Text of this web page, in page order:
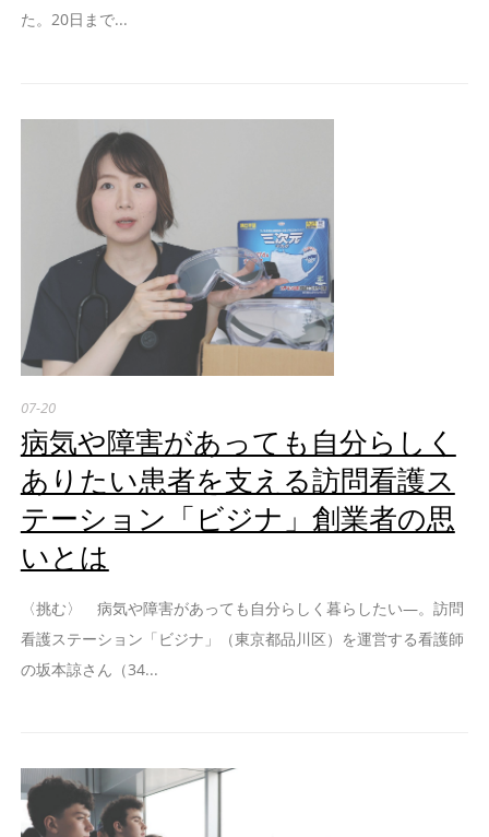
た。20日まで...
07-20
病気や障害があっても自分らしく
ありたい患者を支える訪問看護ス
テーション「ビジナ」創業者の思
いとは
〈挑む〉 病気や障害があっても自分らしく暮らしたい―。訪問
看護ステーション「ビジナ」（東京都品川区）を運営する看護師
の坂本諒さん（34...